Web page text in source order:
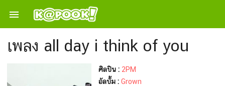

เพลง all day i think of you
ศิลปิน : 2PM
อัลบั้ม : Grown